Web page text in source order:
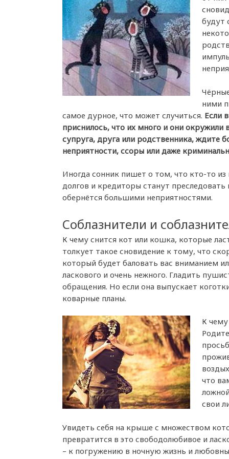
будут
ними
самое дурное, что может случиться. Если
приснилось, что их много и они окружили
супруга, друга или родственника, ждите
неприятности, ссоры или даже
Иногда сонник пишет о том, что кто-то из
долгов и кредиторы станут преследовать
обернётся большими неприятностями.
Соблазнители и
К чему снится кот или кошка, которые
толкует такое сновидение к тому, что
который будет баловать вас вниманием
ласкового и очень нежного. Гладить
обращения. Но если она выпускает
коварные планы.
К
что
свои
Увидеть себя на крыше с множеством
превратится в это свободолюбивое и
– к погружению в ночную жизнь и